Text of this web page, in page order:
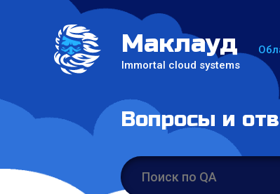
Маклауд
Immortal cloud systems
Вопросы и